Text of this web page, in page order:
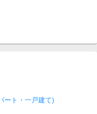
ート・一戸建て)